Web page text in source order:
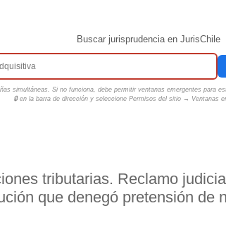
Buscar jurisprudencia en JurisChile
simultáneas. Si no funciona, debe permitir ventanas emergentes para
🔒 en la barra de dirección y seleccione Permisos del sitio → Ventanas
tributarias. Reclamo
que denegó pretensión de